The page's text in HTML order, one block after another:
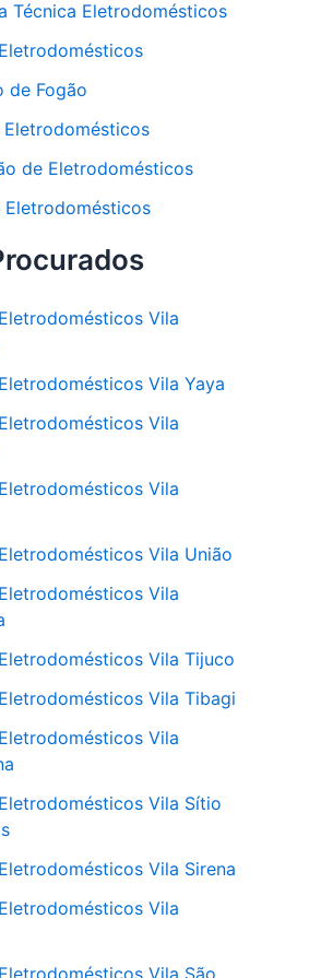
Técnica Eletrodomésticos
de Fogão
Eletrodomésticos
de Eletrodomésticos
Eletrodomésticos
Vila
Vila Yaya
Vila
Vila
Vila União
Vila
Vila Tijuco
Vila Tibagi
Vila
Vila Sítio
Vila Sirena
Vila
Vila São